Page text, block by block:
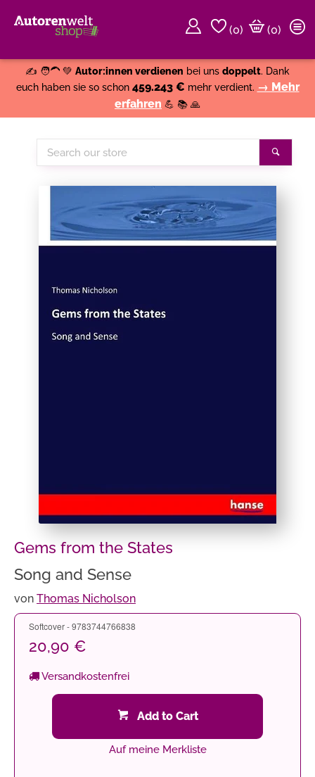
(0)
(0)
✍️ 🧑‍🦱 💚 Autor:innen verdienen bei uns doppelt. Dank
euch haben sie so schon 459.243 € mehr verdient. → Mehr
erfahren 💪 📚 🙏
Search
our
Gems from the States
Song and Sense
von Thomas Nicholson
Softcover - 9783744766838
20,90 €
Versandkostenfrei
Add to Cart
Auf meine Merkliste